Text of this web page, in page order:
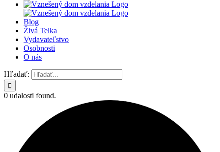
Blog
Živá Telka
Vydavateľstvo
Osobnosti
O nás
Hľadať:
0 udalosti found.